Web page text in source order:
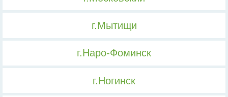
г.Мытищи
г.Наро-Фоминск
г.Ногинск